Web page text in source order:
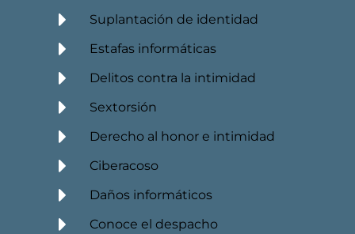
Suplantación de identidad
Estafas informáticas
Delitos contra la intimidad
Sextorsión
Derecho al honor e intimidad
Ciberacoso
Daños informáticos
Conoce el despacho